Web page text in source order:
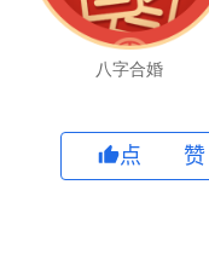
八字合婚
点 赞